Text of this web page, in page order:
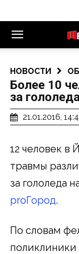
НОВОСТИ
Более 10
за
21.01.2016,
12 человек в
травмы
за гололеда
proГород.
По словам